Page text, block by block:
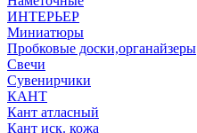
ИНТЕРЬЕР
Миниатюры
Пробковые доски,органайзеры
Свечи
Сувенирчики
КАНТ
Кант атласный
Кант иск. кожа